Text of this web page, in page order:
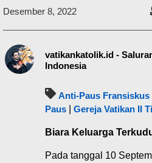
Desember 8, 2022
vatikankatolik.id -
Indonesia
Anti-Paus Fransiskus
Paus
Gereja Vatikan II
Biara Keluarga
Pada tanggal 10